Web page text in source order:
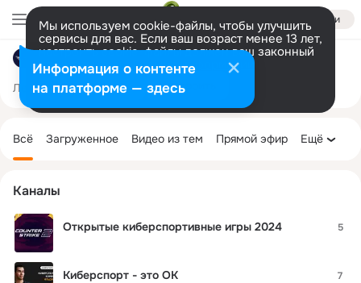
Войти
Мы используем cookie-файлы, чтобы улучшить
сервисы для вас. Если ваш возраст менее 13 лет,
настроить cookie-файлы должен ваш законный
представитель. Больше информации
Разрешить все Настроить
Федерация компьютерного спорта России
Лента Участники 58K Темы 5K
колонка
Всё Загруженное Видео из тем Прямой эфир Ещё
Каналы
Открытые киберспортивные игры 2024 5
Киберспорт - это ОК
7
Информация о контенте
на платформе — здесь